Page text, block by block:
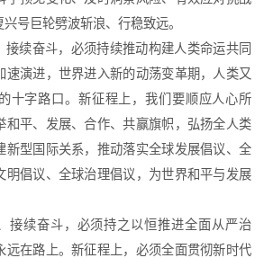
号巨轮劈波斩浪、行稳致远。
奋斗，必须持续推动构建人类命运共同
速演进，世界进入新的动荡变革期，人类又
十字路口。新征程上，我们要顺应人心所
和平、发展、合作、共赢旗帜，弘扬全人类
新型国际关系，推动落实全球发展倡议、全
明倡议、全球治理倡议，为世界和平与发展
奋斗，必须持之以恒推进全面从严治
远在路上。新征程上，必须全面贯彻新时代